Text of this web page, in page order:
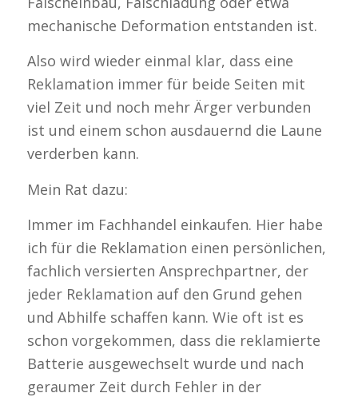
mechanische Deformation entstanden ist.
Also wird wieder einmal klar, dass eine
Reklamation immer für beide Seiten mit
viel Zeit und noch mehr Ärger verbunden
ist und einem schon ausdauernd die Laune
verderben kann.
Mein Rat dazu:
Immer im Fachhandel einkaufen. Hier habe
ich für die Reklamation einen persönlichen,
fachlich versierten Ansprechpartner, der
jeder Reklamation auf den Grund gehen
und Abhilfe schaffen kann. Wie oft ist es
schon vorgekommen, dass die reklamierte
Batterie ausgewechselt wurde und nach
geraumer Zeit durch Fehler in der